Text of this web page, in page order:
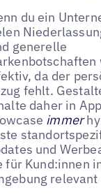
du ein
generelle
da der
fehlt.
daher in
immer
und
für Kund:innen
relevant